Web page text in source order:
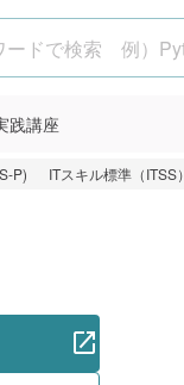
践講座
P) ITスキル標準（ITSS）